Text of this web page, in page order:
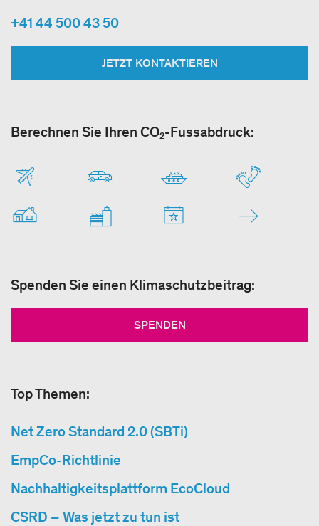
+41 44 500 43 50
JETZT KONTAKTIEREN
Berechnen Sie Ihren CO₂-Fussabdruck:
Spenden Sie einen Klimaschutzbeitrag:
SPENDEN
Top Themen:
Net Zero Standard 2.0 (SBTi)
EmpCo-Richtlinie
Nachhaltigkeitsplattform EcoCloud
CSRD – Was jetzt zu tun ist